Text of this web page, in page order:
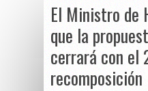
El Ministro de
que la
cerrará con el
recomposición